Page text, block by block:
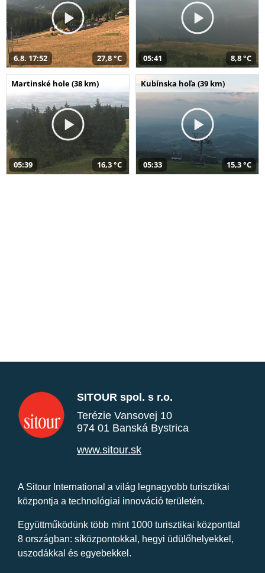
6.8. 17:52 27,8 °C 05:41 8,8 °C
Martinské hole (38 km)
05:39 16,3 °C
Kubínska hoľa (39 km)
05:33 15,3 °C
SITOUR spol. s r.o.
Terézie Vansovej 10
974 01 Banská Bystrica
www.sitour.sk
A Sitour International a világ legnagyobb turisztikai
központja a technológiai innováció területén.
Együttműködünk több mint 1000 turisztikai központtal
8 országban: síközpontokkal, hegyi üdülőhelyekkel,
uszodákkal és egyebekkel.